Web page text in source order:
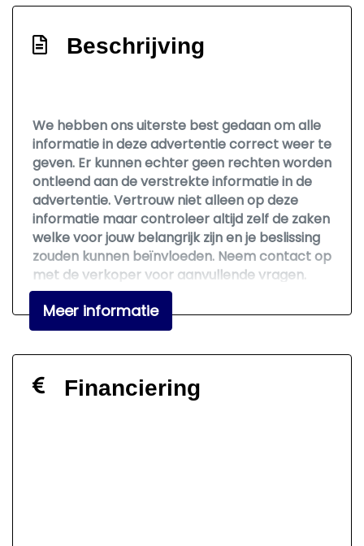
Passagiersairbag
Exterieur
Buitenspiegels elektrisch verstelbaar
Buitenspiegels verwarmbaar
Centrale vergrendeling met
afstandsbediening
Lichtmetalen velgen 16"
Beschrijving
We hebben ons uiterste best gedaan om alle
informatie in deze advertentie correct weer te
geven. Er kunnen echter geen rechten worden
ontleend aan de verstrekte informatie in de
advertentie. Vertrouw niet alleen op deze
informatie maar controleer altijd zelf de zaken
welke voor jouw belangrijk zijn en je beslissing
zouden kunnen beïnvloeden. Neem contact op
met de verkoper voor aanvullende vragen.
Meer informatie
Financiering